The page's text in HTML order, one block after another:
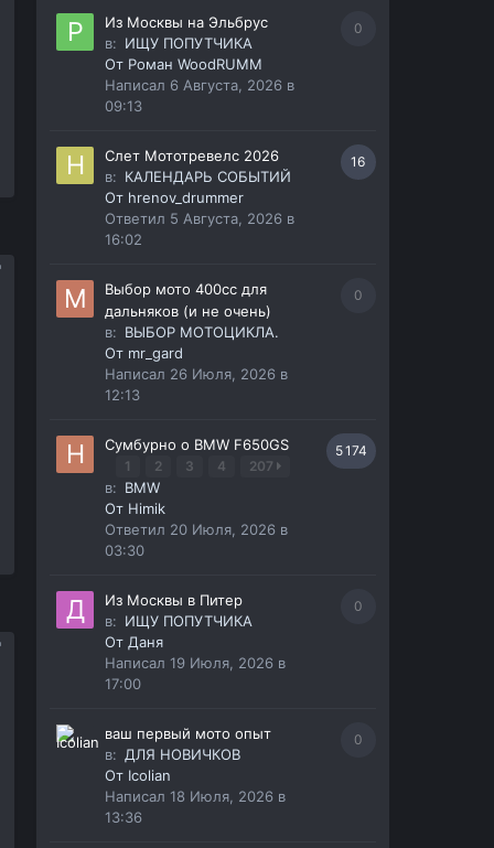
0
Из Москвы на Эльбрус
в: ИЩУ ПОПУТЧИКА
От Роман WoodRUMM
Написал 6 Августа, 2026 в
09:13
16
Слет Мототревелс 2026
в: КАЛЕНДАРЬ СОБЫТИЙ
От hrenov_drummer
Ответил 5 Августа, 2026 в
16:02
0
Выбор мото 400сс для
дальняков (и не очень)
в: ВЫБОР МОТОЦИКЛА.
От mr_gard
Написал 26 Июля, 2026 в
12:13
5 174
Сумбурно о BMW F650GS
1 2 3 4 207
в: BMW
От Himik
Ответил 20 Июля, 2026 в
03:30
0
Из Москвы в Питер
в: ИЩУ ПОПУТЧИКА
От Даня
Написал 19 Июля, 2026 в
17:00
0
ваш первый мото опыт
в: ДЛЯ НОВИЧКОВ
От Icolian
Написал 18 Июля, 2026 в
13:36